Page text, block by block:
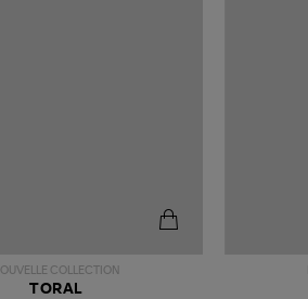
COLLECTION
TORAL